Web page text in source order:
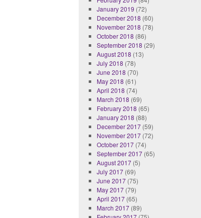
January 2019 (72)
December 2018 (60)
November 2018 (78)
October 2018 (86)
September 2018 (29)
August 2018 (13)
July 2018 (78)
June 2018 (70)
May 2018 (61)
April 2018 (74)
March 2018 (69)
February 2018 (65)
January 2018 (88)
December 2017(59)
November 2017(72)
October 2017(74)
September 2017(65)
August 2017(5)
July 2017(69)
June 2017(75)
May 2017(79)
April 2017(65)
March 2017(89)